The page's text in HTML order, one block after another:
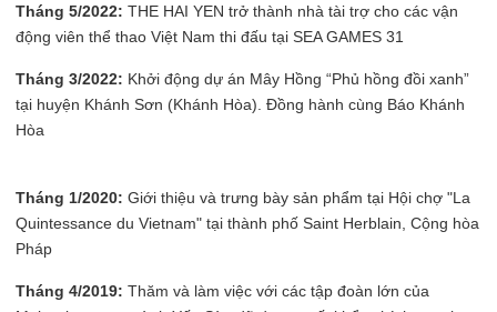
Tháng 5/2022: THE HAI YEN trở thành nhà tài trợ cho các vận
động viên thể thao Việt Nam thi đấu tại SEA GAMES 31
Tháng 3/2022: Khởi động dự án Mây Hồng “Phủ hồng đồi xanh”
tại huyện Khánh Sơn (Khánh Hòa). Đồng hành cùng Báo Khánh
Hòa
Tháng 1/2020: Giới thiệu và trưng bày sản phẩm tại Hội chợ "La
Quintessance du Vietnam" tại thành phố Saint Herblain, Cộng hòa
Pháp
Tháng 4/2019: Thăm và làm việc với các tập đoàn lớn của